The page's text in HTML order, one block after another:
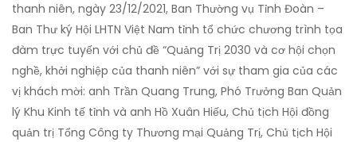
thanh niên, ngày 23/12/2021, Ban Thường vụ Tỉnh Đoàn –
Ban Thư ký Hội LHTN Việt Nam tỉnh tổ chức chương trình tọa
đàm trực tuyến với chủ đề “Quảng Trị 2030 và cơ hội chọn
nghề, khởi nghiệp của thanh niên” với sự tham gia của các
vị khách mời: anh Trần Quang Trung, Phó Trưởng Ban Quản
lý Khu Kinh tế tỉnh và anh Hồ Xuân Hiếu, Chủ tịch Hội đồng
quản trị Tổng Công ty Thương mại Quảng Trị, Chủ tịch Hội